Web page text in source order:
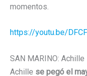
momentos.
https://youtu.be/
SAN MARINO: Achille
Achille se pegó el